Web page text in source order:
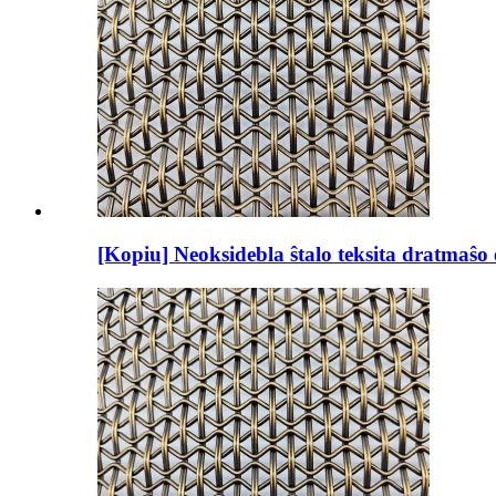
[Kopiu] Neoksidebla ŝtalo teksita